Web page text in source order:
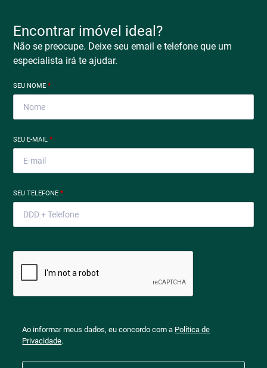
Encontrar imóvel ideal?
Não se preocupe. Deixe seu email e telefone que um
especialista irá te ajudar.
SEU NOME*
SEU E-MAIL*
SEU TELEFONE*
Ao informar meus dados, eu concordo com a Política de
Privacidade.